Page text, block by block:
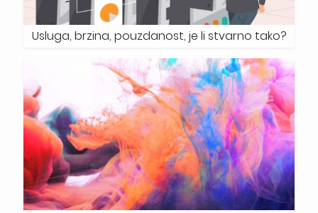
Usluga, brzina, pouzdanost, je li stvarno tako?